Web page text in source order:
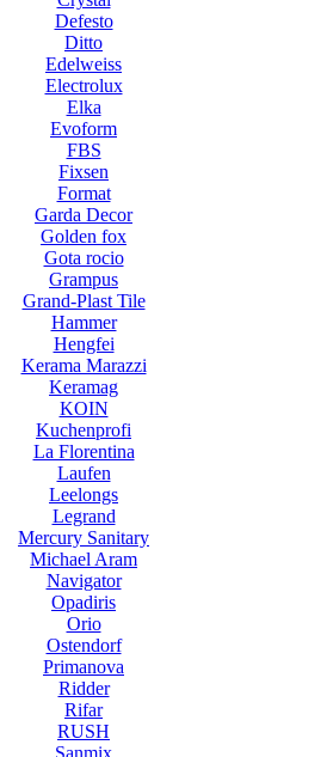
Defesto
Ditto
Edelweiss
Electrolux
Elka
Evoform
FBS
Fixsen
Format
Garda Decor
Golden fox
Gota rocio
Grampus
Grand-Plast Tile
Hammer
Hengfei
Kerama Marazzi
Keramag
KOIN
Kuchenprofi
La Florentina
Laufen
Leelongs
Legrand
Mercury Sanitary
Michael Aram
Navigator
Opadiris
Orio
Ostendorf
Primanova
Ridder
Rifar
RUSH